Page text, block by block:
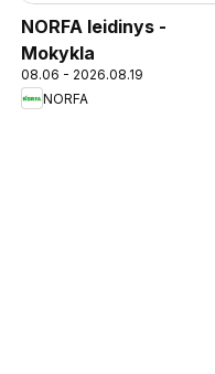
NORFA leidinys -
Mokykla
08.06 - 2026.08.19
NORFA